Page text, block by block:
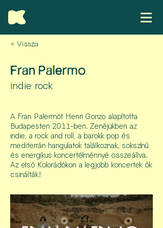
< Vissza
Fran Palermo
indie rock
A Fran Palermót Henri Gonzo alapította
Budapesten 2011-ben. Zenéjükben az
indie, a rock and roll, a barokk pop és
mediterrán hangulatok találkoznak, sokszínű
és energikus koncertélménnyé összeállva.
Az első Kolorádókon a legjobb koncertek ők
csinálták!